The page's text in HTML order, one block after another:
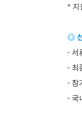
* 지
◎
- 서
- 최
- 참
- 국